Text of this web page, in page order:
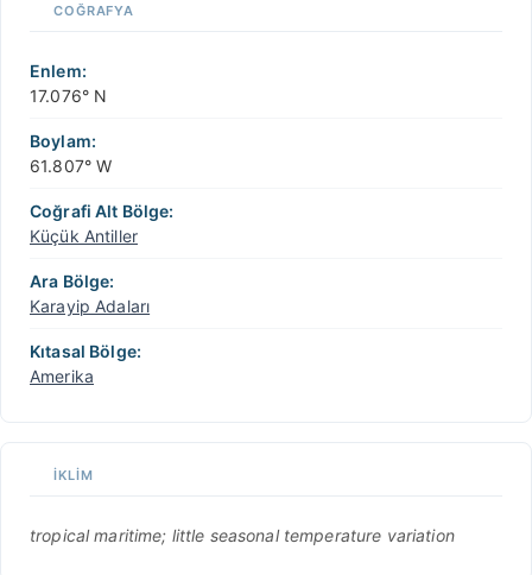
COĞRAFYA
Enlem:
17.076° N
Boylam:
61.807° W
Coğrafi Alt Bölge:
Küçük Antiller
Ara Bölge:
Karayip Adaları
Kıtasal Bölge:
Amerika
İKLIM
tropical maritime; little seasonal temperature variation